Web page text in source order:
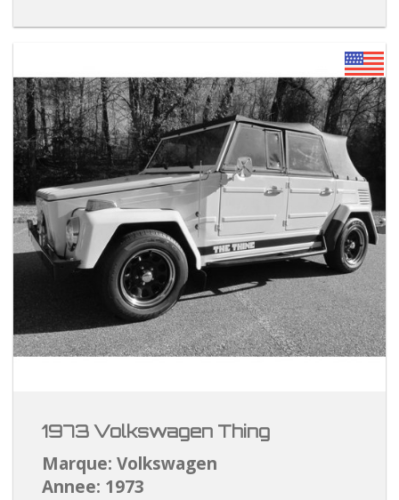
1973 Volkswagen Thing
Marque: Volkswagen
Annee: 1973